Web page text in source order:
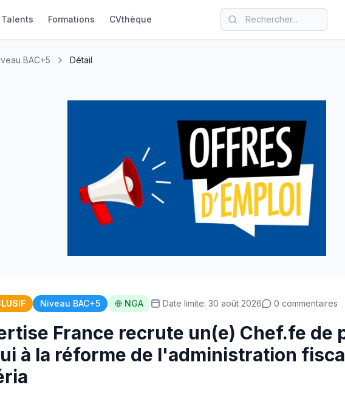
Talents Formations CVthèque
BAC+5 Détail
Niveau BAC+5 NGA Date limite: 30 août 2026 0 commentaires
France recrute un(e) Chef.fe de
à la réforme de l'administration